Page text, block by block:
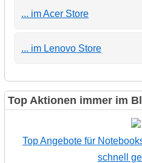
... im Acer Store
... im Lenovo Store
Top Aktionen immer im
Top Angebote für
schnell